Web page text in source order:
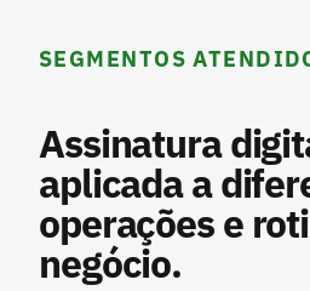
SEGMENTOS
Assinatura
aplicada a
operações e
negócio.